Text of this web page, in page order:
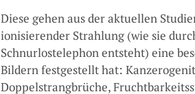
Diese gehen aus der aktuellen
ionisierender Strahlung (wie sie
Schnurlostelephon entsteht) eine
Bildern festgestellt hat:
Doppelstrangbrüche,